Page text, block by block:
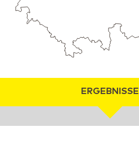
ERGEBNISSE